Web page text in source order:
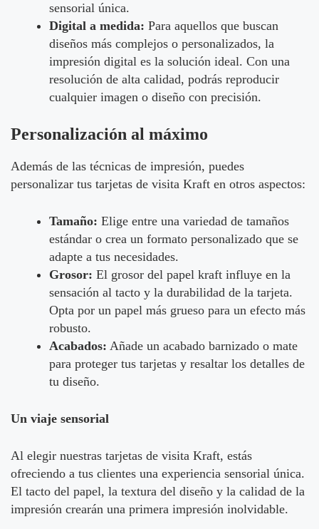
sensorial única.
Digital a medida: Para aquellos que buscan
diseños más complejos o personalizados, la
impresión digital es la solución ideal. Con una
resolución de alta calidad, podrás reproducir
cualquier imagen o diseño con precisión.
Personalización al máximo
Además de las técnicas de impresión, puedes
personalizar tus tarjetas de visita Kraft en otros aspectos:
Tamaño: Elige entre una variedad de tamaños
estándar o crea un formato personalizado que se
adapte a tus necesidades.
Grosor: El grosor del papel kraft influye en la
sensación al tacto y la durabilidad de la tarjeta.
Opta por un papel más grueso para un efecto más
robusto.
Acabados: Añade un acabado barnizado o mate
para proteger tus tarjetas y resaltar los detalles de
tu diseño.
Un viaje sensorial
Al elegir nuestras tarjetas de visita Kraft, estás
ofreciendo a tus clientes una experiencia sensorial única.
El tacto del papel, la textura del diseño y la calidad de la
impresión crearán una primera impresión inolvidable.